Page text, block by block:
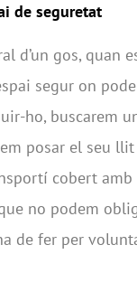
de seguretat
d’un gos, quan
segur on
ho, buscarem
posar el seu
cobert amb
no podem
de fer per